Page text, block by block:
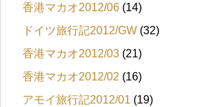
香港マカオ2012/06 (14)
ドイツ旅行記2012/GW (32)
香港マカオ2012/03 (21)
香港マカオ2012/02 (16)
アモイ旅行記2012/01 (19)